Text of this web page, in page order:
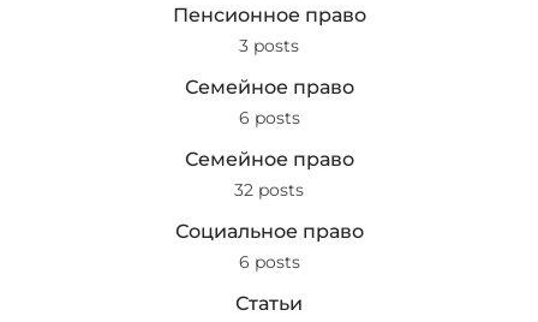
Пенсионное право
3 posts
Семейное право
6 posts
Семейное право
32 posts
Социальное право
6 posts
Статьи